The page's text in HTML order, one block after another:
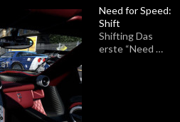
Need for Speed:
Shift
Shifting Das
erste “Need …